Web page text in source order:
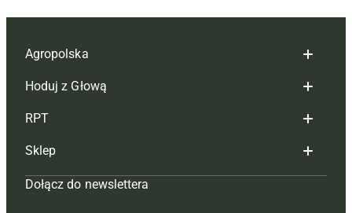
Agropolska
Redakcja
Reklama
Tagi
Mapa serwisu
Hoduj z Głową
Hoduj z głową bydło
Hoduj z głową świnie
Prenumerata
RPT
Redakcja
Prenumerata
Sklep
Czasopisma i prenumerata
Dołącz do newslettera